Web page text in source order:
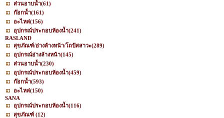
ส่วนอาบน้ำ(61)
ก๊อกน้ำ(161)
อะไหล่(156)
อุปกรณ์ประกอบห้องน้ำ(241)
RASLAND
สุขภัณฑ์/อ่างล้างหน้า/โถปัสสาวะ(289)
อุปกรณ์อ่างล้างหน้า(145)
ส่วนอาบน้ำ(230)
อุปกรณ์ประกอบห้องน้ำ(459)
ก๊อกน้ำ(593)
อะไหล่(150)
SANA
อุปกรณ์ประกอบห้องน้ำ(116)
สุขภัณฑ์ (12)